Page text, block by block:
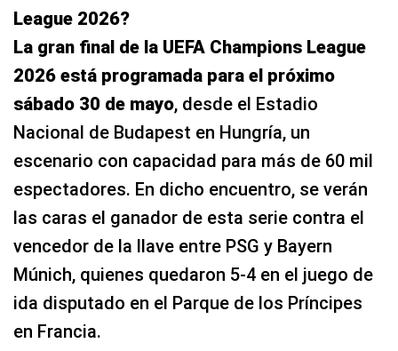
League 2026?
La gran final de la UEFA Champions League
2026 está programada para el próximo
sábado 30 de mayo, desde el Estadio
Nacional de Budapest en Hungría, un
escenario con capacidad para más de 60 mil
espectadores. En dicho encuentro, se verán
las caras el ganador de esta serie contra el
vencedor de la llave entre PSG y Bayern
Múnich, quienes quedaron 5-4 en el juego de
ida disputado en el Parque de los Príncipes
en Francia.